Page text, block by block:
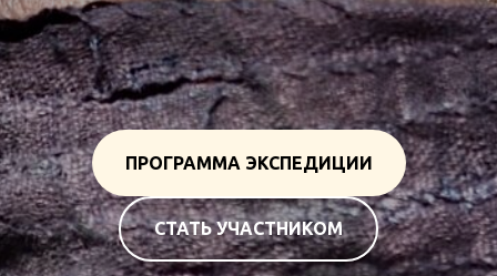
Тур
ПРОГРАММА ЭКСПЕДИЦИИ
СТАТЬ УЧАСТНИКОМ